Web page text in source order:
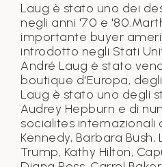
Laug è stato uno dei
negli anni '70 e
importante buyer
introdotto negli Stati
André Laug è stato
boutique d'Europa,
Laug è stato uno degli
Audrey Hepburn e di
socialites internazionali
Kennedy, Barbara Bush,
Trump, Kathy Hilton,